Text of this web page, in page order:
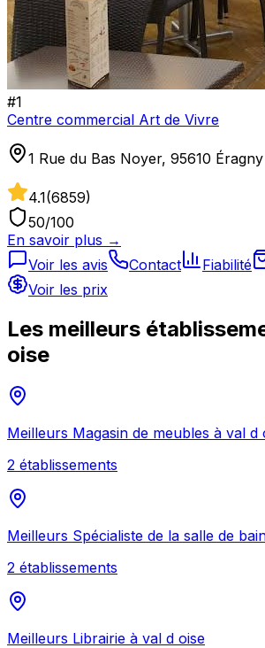
#1
Centre commercial Art de Vivre
1 Rue du Bas Noyer, 95610 Éragny
4.1(6859)
50/100
En savoir plus →
Voir les avis
Contact Fiabilité
Voir les prix
Les meilleurs
oise
Meilleurs Magasin de meubles à val d
2 établissements
Meilleurs Spécialiste de la salle de
2 établissements
Meilleurs Librairie à val d oise